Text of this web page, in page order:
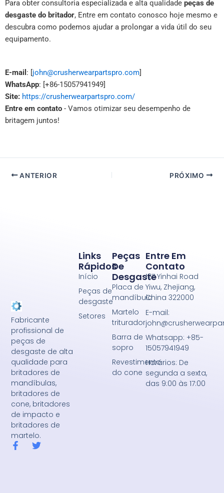
Para obter consultoria especializada e alta qualidade peças de
desgaste do britador, Entre em contato conosco hoje mesmo e
descubra como podemos ajudar a prolongar a vida útil do seu
equipamento.
E-mail : [john@crusherwearpartspro.com]
WhatsApp: [+86-15057941949]
Site: https://crusherwearpartspro.com/
Entre em contato - Vamos otimizar seu desempenho de
britagem juntos!
ANTERIOR PRÓXIMO
Fabricante
profissional de
peças de
desgaste de alta
qualidade para
britadores de
mandíbulas,
britadores de
cone, britadores
de impacto e
britadores de
martelo.
F
T
Peças
De
Desgaste
Placa de
mandíbula
Martelo
triturador
Barra de
sopro
Revestimento
do cone
Links
Rápidos
Início
Peças de
desgaste
Setores
Entre Em
Contato
127 Yinhai Road
Yiwu, Zhejiang,
China 322000
E-mail:
Whatsapp: +85-
15057941949
Horários: De
segunda a sexta,
das 9:00 às 17:00